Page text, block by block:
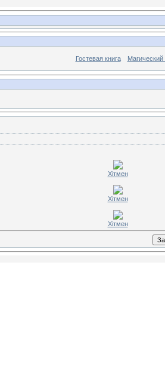
Гостевая книга Магический
Хітмен
Хітмен
Хітмен